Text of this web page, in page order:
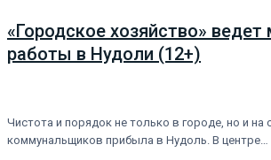
«Городское хозяйство»
работы в Нудоли (12+)
Чистота и порядок не только в городе, но и на
коммунальщиков прибыла в Нудоль. В центре…